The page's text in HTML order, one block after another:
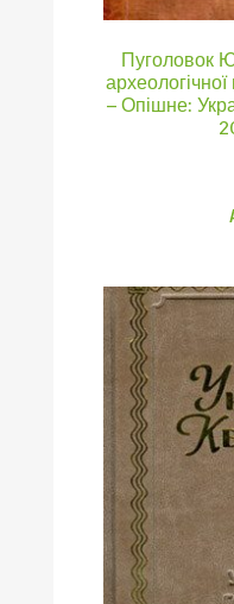
Пуголовок
– Опішне: